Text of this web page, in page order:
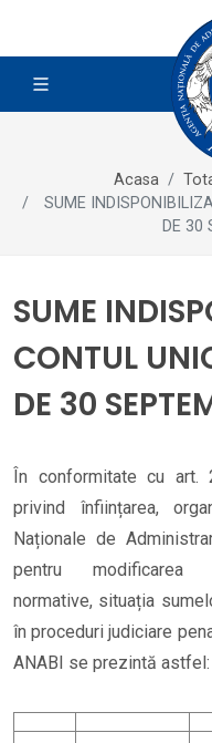
Acasa
SUME
DE 30
SUME
CONTUL
DE 30
În conformitate cu art.
privind înființarea,
Naționale de
pentru
normative, situația
în proceduri judiciare
ANABI se prezintă astfel: